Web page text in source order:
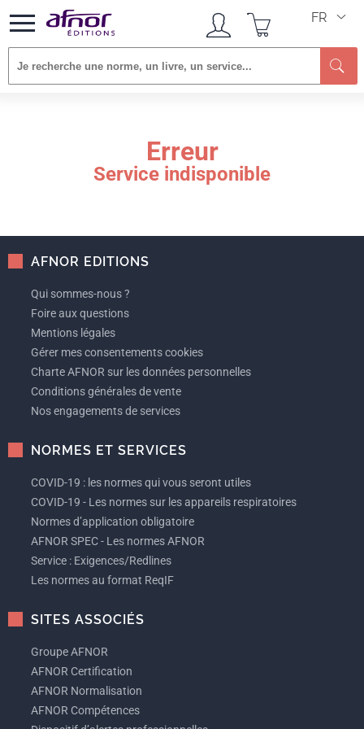
FR
Erreur
Service indisponible
AFNOR EDITIONS
Qui sommes-nous ?
Foire aux questions
Mentions légales
Gérer mes consentements cookies
Charte AFNOR sur les données personnelles
Conditions générales de vente
Nos engagements de services
NORMES ET SERVICES
COVID-19 : les normes qui vous seront utiles
COVID-19 - Les normes sur les appareils respiratoires
Normes d’application obligatoire
AFNOR SPEC - Les normes AFNOR
Service : Exigences/Redlines
Les normes au format ReqIF
SITES ASSOCIÉS
Groupe AFNOR
AFNOR Certification
AFNOR Normalisation
AFNOR Compétences